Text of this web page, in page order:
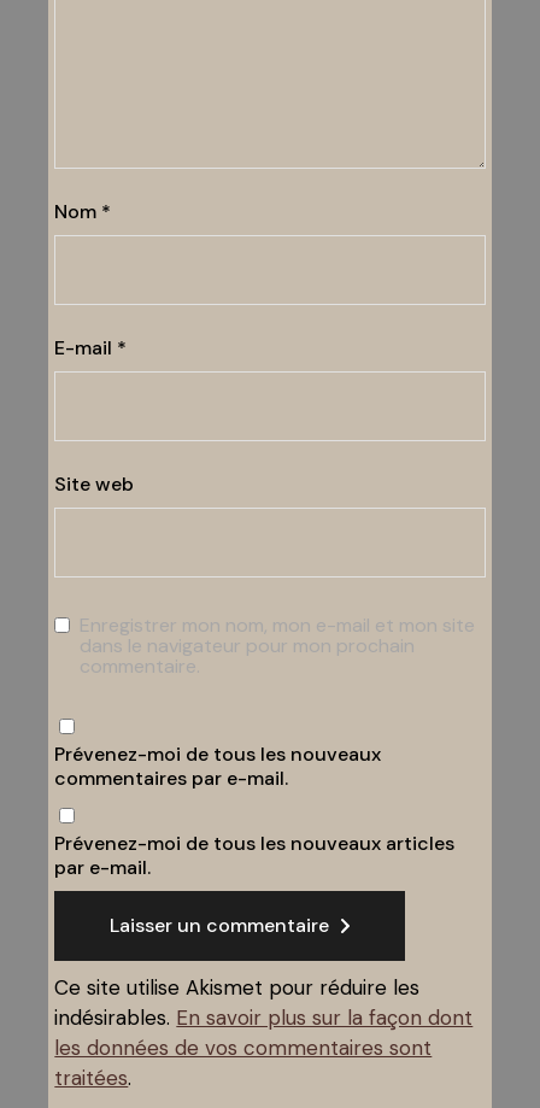
Nom *
E-mail *
Site web
Enregistrer mon nom, mon e-mail et mon site
dans le navigateur pour mon prochain
commentaire.
Prévenez-moi de tous les nouveaux
commentaires par e-mail.
Prévenez-moi de tous les nouveaux articles
par e-mail.
Laisser un commentaire
Ce site utilise Akismet pour réduire les
indésirables. En savoir plus sur la façon dont
les données de vos commentaires sont
traitées.